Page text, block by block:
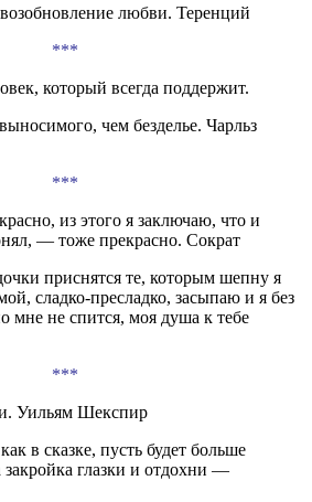
любви. Теренций
***
который всегда поддержит.
чем безделье. Чарльз
***
из этого я заключаю, что и
— тоже прекрасно. Сократ
приснятся те, которым шепну я
сладко-пресладко, засыпаю и я без
мне не спится, моя душа к тебе
***
Уильям Шекспир
в сказке, пусть будет больше
глазки и отдохни —